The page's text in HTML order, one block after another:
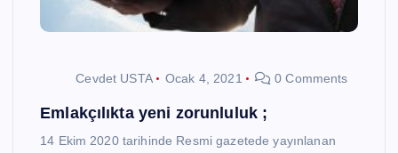
Cevdet USTA Ocak 4, 2021 0 Comments
Emlakçılıkta yeni zorunluluk ;
14 Ekim 2020 tarihinde Resmi gazetede yayınlanan